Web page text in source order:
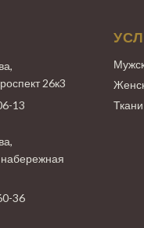
26к3
13
36
Ткани